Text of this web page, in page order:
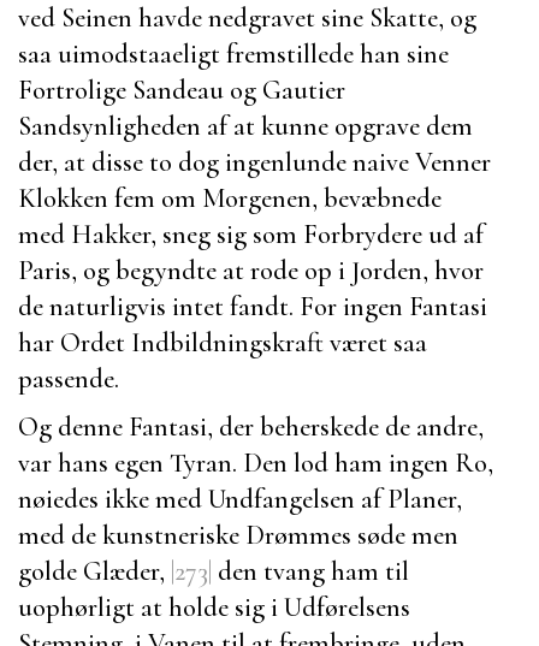
ved Seinen havde nedgravet sine Skatte, og
saa uimodstaaeligt fremstillede han sine
Fortrolige Sandeau og Gautier
Sandsynligheden af at kunne opgrave dem
der, at disse to dog ingenlunde naive Venner
Klokken fem om Morgenen, bevæbnede
med Hakker, sneg sig som Forbrydere ud af
Paris, og begyndte at rode op i Jorden, hvor
de naturligvis intet fandt. For ingen Fantasi
har Ordet Indbildningskraft været saa
passende.
Og denne Fantasi, der beherskede de andre,
var hans egen Tyran. Den lod ham ingen Ro,
nøiedes ikke med Undfangelsen af Planer,
med de kunstneriske Drømmes søde men
golde Glæder, |273| den tvang ham til
uophørligt at holde sig i Udførelsens